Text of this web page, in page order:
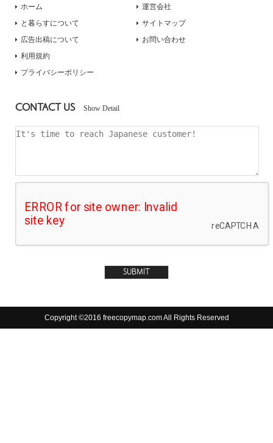
ホーム
と暮らすについて
広告出稿について
運営会社
サイトマップ
お問い合わせ
利用規約
プライバシーポリシー
CONTACT US Show Detail
Copyright ©2016 freecopymap.com All Rights Reserved